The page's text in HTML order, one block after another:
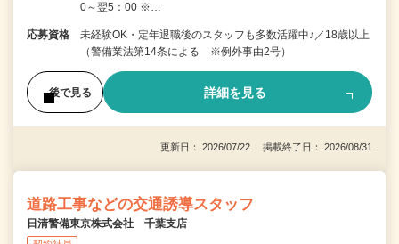
0～翌5：00 ※…
応募資格
未経験OK・定年退職後のスタッフも多数活躍中♪／18歳以上
（警備業法第14条による ※例外事由2号）
後で見る 詳細を見る
更新日： 2026/07/22 掲載終了日： 2026/08/31
道路工事などの交通誘導スタッフ
日清警備東京株式会社 千葉支店